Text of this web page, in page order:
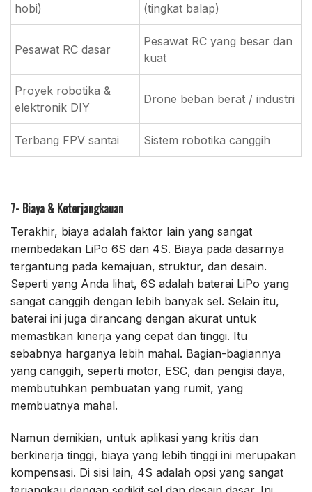
hobi)
(tingkat balap)
Pesawat RC dasar
Pesawat RC yang besar dan
kuat
Proyek robotika &
elektronik DIY
Drone beban berat / industri
Terbang FPV santai Sistem robotika canggih
7- Biaya & Keterjangkauan
Terakhir, biaya adalah faktor lain yang sangat
membedakan LiPo 6S dan 4S. Biaya pada dasarnya
tergantung pada kemajuan, struktur, dan desain.
Seperti yang Anda lihat, 6S adalah baterai LiPo yang
sangat canggih dengan lebih banyak sel. Selain itu,
baterai ini juga dirancang dengan akurat untuk
memastikan kinerja yang cepat dan tinggi. Itu
sebabnya harganya lebih mahal. Bagian-bagiannya
yang canggih, seperti motor, ESC, dan pengisi daya,
membutuhkan pembuatan yang rumit, yang
membuatnya mahal.
Namun demikian, untuk aplikasi yang kritis dan
berkinerja tinggi, biaya yang lebih tinggi ini merupakan
kompensasi. Di sisi lain, 4S adalah opsi yang sangat